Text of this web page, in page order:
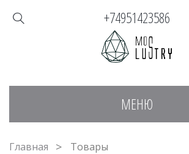
МЕНЮ
+74951423586
Главная Товары